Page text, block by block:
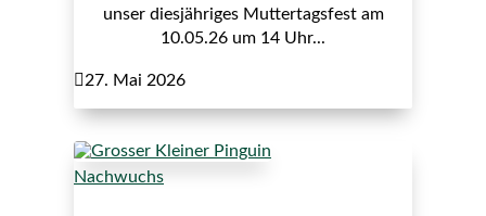
unser diesjähriges Muttertagsfest am
10.05.26 um 14 Uhr...
27. Mai 2026
Nachwuchs